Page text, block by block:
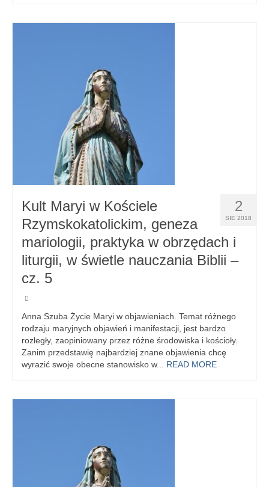
2
SIE 2018
Kult Maryi w Kościele
Rzymskokatolickim, geneza
mariologii, praktyka w obrzędach i
liturgii, w świetle nauczania Biblii –
cz. 5
Anna Szuba Życie Maryi w objawieniach. Temat różnego
rodzaju maryjnych objawień i manifestacji, jest bardzo
rozległy, zaopiniowany przez różne środowiska i kościoły.
Zanim przedstawię najbardziej znane objawienia chcę
wyrazić swoje obecne stanowisko w... READ MORE